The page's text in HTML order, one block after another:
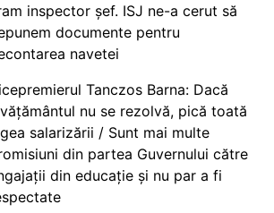
inspector șef. ISJ ne-a cerut să
documente pentru
navetei
Tanczos Barna: Dacă
nu se rezolvă, pică toată
salarizării / Sunt mai multe
din partea Guvernului către
din educație și nu par a fi